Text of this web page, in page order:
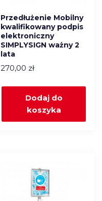
Przedłużenie Mobilny
kwalifikowany podpis
elektroniczny
SIMPLYSIGN ważny 2
lata
270,00 zł
Dodaj do
koszyka